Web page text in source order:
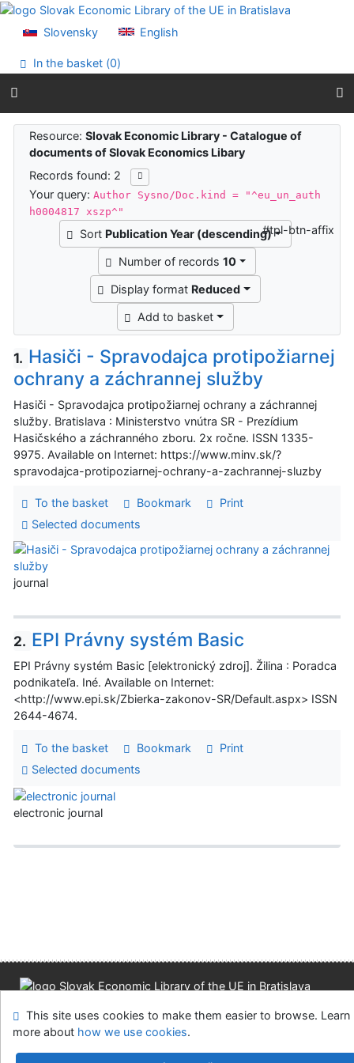
Go to content
Accessibility declaration
Slovensky English
In the basket (0)
Search results
Resource:Slovak Economic Library - Catalogue of
documents of Slovak Economics Libary
Records found: 2
Your query:Author Sysno/Doc.kind = "^eu_un_auth
h0004817 xszp^"
Sort Publication Year (descending)
Number of records 10
Display format Reduced
Add to basket
#tpl-btn-affix
1. Hasiči - Spravodajca protipožiarnej
ochrany a záchrannej služby
Hasiči - Spravodajca protipožiarnej ochrany a záchrannej
služby. Bratislava : Ministerstvo vnútra SR - Prezídium
Hasičského a záchranného zboru. 2x ročne. ISSN 1335-
9975. Available on Internet: https://www.minv.sk/?
spravodajca-protipoziarnej-ochrany-a-zachrannej-sluzby
To the basket Bookmark
Print
Selected documents
journal
2. EPI Právny systém Basic
EPI Právny systém Basic [elektronický zdroj]. Žilina : Poradca
podnikateľa. Iné. Available on Internet:
<http://www.epi.sk/Zbierka-zakonov-SR/Default.aspx> ISSN
2644-4674.
To the basket Bookmark
Print
Selected documents
electronic journal
Feedback form
Cookie settings
This site uses cookies to make them easier to browse. Learn
more about how we use cookies.